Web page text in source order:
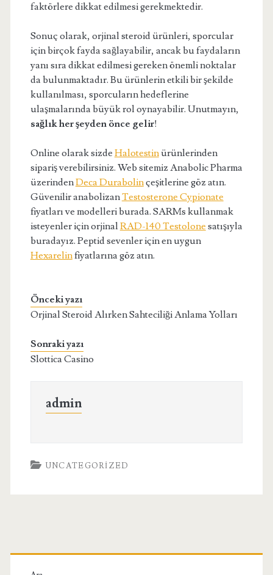
faktörlere dikkat edilmesi gerekmektedir.
Sonuç olarak, orjinal steroid ürünleri, sporcular
için birçok fayda sağlayabilir, ancak bu faydaların
yanı sıra dikkat edilmesi gereken önemli noktalar
da bulunmaktadır. Bu ürünlerin etkili bir şekilde
kullanılması, sporcuların hedeflerine
ulaşmalarında büyük rol oynayabilir. Unutmayın,
sağlık her şeyden önce gelir!
Online olarak sizde Halotestinürünlerinden
sipariş verebilirsiniz. Web sitemiz Anabolic Pharma
üzerindenDeca Durabolinçeşitlerine göz atın.
Güvenilir anabolizanTestosterone Cypionate
fiyatları ve modelleri burada. SARMs kullanmak
isteyenler için orjinal RAD-140 Testolone satışıyla
buradayız. Peptid sevenler için en uygun
Hexarelinfiyatlarına göz atın.
Önceki yazı
Orjinal Steroid Alırken Sahteciliği Anlama Yolları
Sonraki yazı
Slottica Casino
admin
UNCATEGORIZED
Birincil